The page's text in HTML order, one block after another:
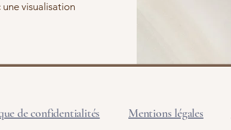
visualisation
de confidentialités Mentions légales